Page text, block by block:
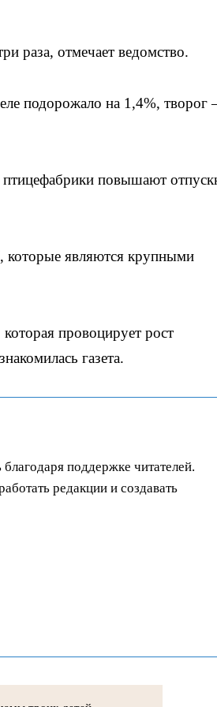
раза, отмечает ведомство.
подорожало на 1,4%,
повышают
которые являются крупными
провоцирует рост
газета.
поддержке читателей.
редакции и создавать